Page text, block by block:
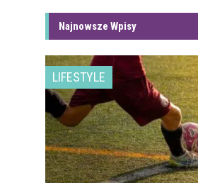
Najnowsze Wpisy
LIFESTYLE